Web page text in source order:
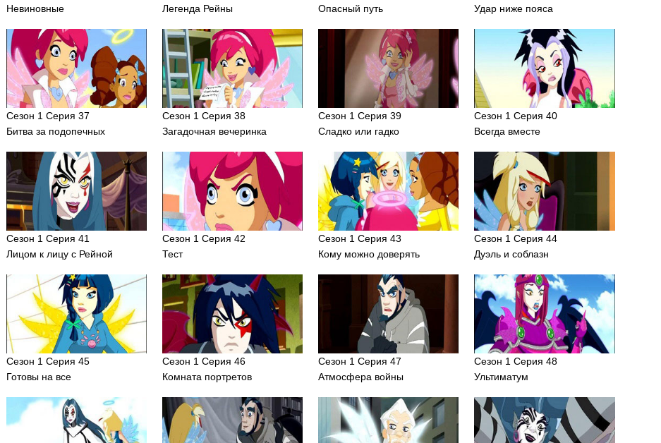
Невиновные
Легенда Рейны
Опасный путь
Удар ниже пояса
Сезон 1 Серия 37
Битва за подопечных
Сезон 1 Серия 38
Загадочная вечеринка
Сезон 1 Серия 39
Сладко или гадко
Сезон 1 Серия 40
Всегда вместе
Сезон 1 Серия 41
Лицом к лицу с Рейной
Сезон 1 Серия 42
Тест
Сезон 1 Серия 43
Кому можно доверять
Сезон 1 Серия 44
Дуэль и соблазн
Сезон 1 Серия 45
Готовы на все
Сезон 1 Серия 46
Комната портретов
Сезон 1 Серия 47
Атмосфера войны
Сезон 1 Серия 48
Ультиматум